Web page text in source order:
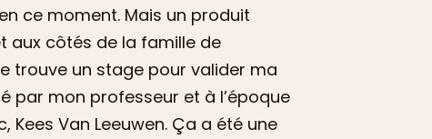
ce moment. Mais un produit
aux côtés de la famille de
trouve un stage pour valider ma
par mon professeur et à l’époque
Van Leeuwen. Ça a été une